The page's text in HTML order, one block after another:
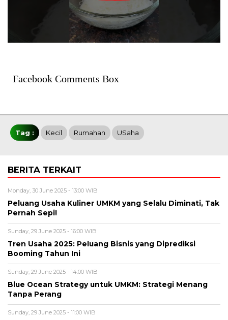
Facebook Comments Box
Tag : Kecil Rumahan USaha
BERITA TERKAIT
Monday, 30 June 2025 - 13:00 WIB
Peluang Usaha Kuliner UMKM yang Selalu Diminati, Tak
Pernah Sepi!
Sunday, 29 June 2025 - 16:00 WIB
Tren Usaha 2025: Peluang Bisnis yang Diprediksi
Booming Tahun Ini
Sunday, 29 June 2025 - 14:00 WIB
Blue Ocean Strategy untuk UMKM: Strategi Menang
Tanpa Perang
Sunday, 29 June 2025 - 11:00 WIB